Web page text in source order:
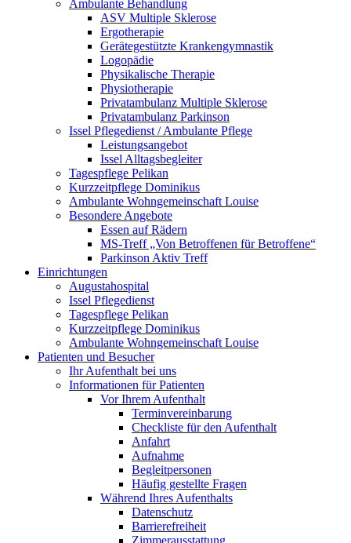
Ambulante Behandlung
ASV Multiple Sklerose
Ergotherapie
Gerätegestützte Krankengymnastik
Logopädie
Physikalische Therapie
Physiotherapie
Privatambulanz Multiple Sklerose
Privatambulanz Parkinson
Issel Pflegedienst / Ambulante Pflege
Leistungsangebot
Issel Alltagsbegleiter
Tagespflege Pelikan
Kurzzeitpflege Dominikus
Ambulante Wohngemeinschaft Louise
Besondere Angebote
Essen auf Rädern
MS-Treff „Von Betroffenen für Betroffene“
Parkinson Aktiv Treff
Einrichtungen
Augustahospital
Issel Pflegedienst
Tagespflege Pelikan
Kurzzeitpflege Dominikus
Ambulante Wohngemeinschaft Louise
Patienten und Besucher
Ihr Aufenthalt bei uns
Informationen für Patienten
Vor Ihrem Aufenthalt
Terminvereinbarung
Checkliste für den Aufenthalt
Anfahrt
Aufnahme
Begleitpersonen
Häufig gestellte Fragen
Während Ihres Aufenthalts
Datenschutz
Barrierefreiheit
Zimmerausstattung